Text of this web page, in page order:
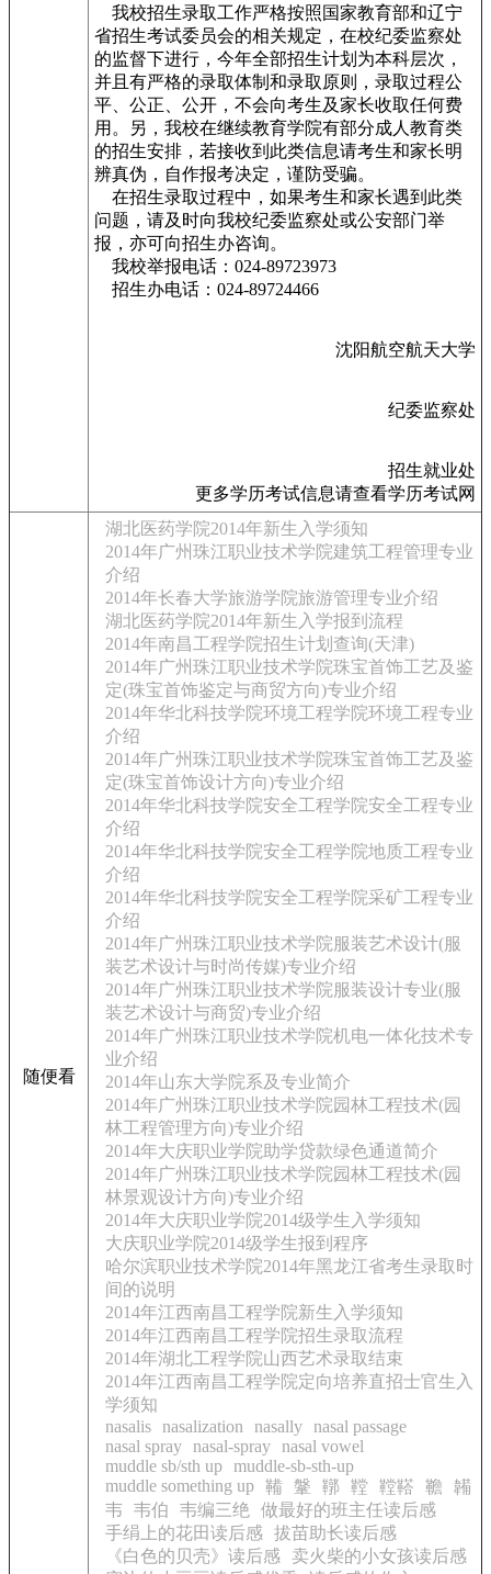
我校招生录取工作严格按照国家教育部和辽宁
省招生考试委员会的相关规定，在校纪委监察处
的监督下进行，今年全部招生计划为本科层次，
并且有严格的录取体制和录取原则，录取过程公
平、公正、公开，不会向考生及家长收取任何费
用。另，我校在继续教育学院有部分成人教育类
的招生安排，若接收到此类信息请考生和家长明
辨真伪，自作报考决定，谨防受骗。
在招生录取过程中，如果考生和家长遇到此类
问题，请及时向我校纪委监察处或公安部门举
报，亦可向招生办咨询。
我校举报电话：024-89723973
招生办电话：024-89724466
沈阳航空航天大学
纪委监察处
招生就业处
更多学历考试信息请查看学历考试网
随便看
湖北医药学院2014年新生入学须知
2014年广州珠江职业技术学院建筑工程管理专业
介绍
2014年长春大学旅游学院旅游管理专业介绍
湖北医药学院2014年新生入学报到流程
2014年南昌工程学院招生计划查询(天津)
2014年广州珠江职业技术学院珠宝首饰工艺及鉴
定(珠宝首饰鉴定与商贸方向)专业介绍
2014年华北科技学院环境工程学院环境工程专业
介绍
2014年广州珠江职业技术学院珠宝首饰工艺及鉴
定(珠宝首饰设计方向)专业介绍
2014年华北科技学院安全工程学院安全工程专业
介绍
2014年华北科技学院安全工程学院地质工程专业
介绍
2014年华北科技学院安全工程学院采矿工程专业
介绍
2014年广州珠江职业技术学院服装艺术设计(服
装艺术设计与时尚传媒)专业介绍
2014年广州珠江职业技术学院服装设计专业(服
装艺术设计与商贸)专业介绍
2014年广州珠江职业技术学院机电一体化技术专
业介绍
2014年山东大学院系及专业简介
2014年广州珠江职业技术学院园林工程技术(园
林工程管理方向)专业介绍
2014年大庆职业学院助学贷款绿色通道简介
2014年广州珠江职业技术学院园林工程技术(园
林景观设计方向)专业介绍
2014年大庆职业学院2014级学生入学须知
大庆职业学院2014级学生报到程序
哈尔滨职业技术学院2014年黑龙江省考生录取时
间的说明
2014年江西南昌工程学院新生入学须知
2014年江西南昌工程学院招生录取流程
2014年湖北工程学院山西艺术录取结束
2014年江西南昌工程学院定向培养直招士官生入
学须知
nasalis
nasalization nasally
nasal passage
nasal spray
nasal-spray
nasal vowel
muddle sb/sth up muddle-sb-sth-up
muddle something up 鞴 鞶 鞹 鞺 鞺鞳 韂
韛
韦 韦伯 韦编三绝
做最好的班主任读后感
手绢上的花田读后感
拔苗助长读后感
《白色的贝壳》读后感
卖火柴的小女孩读后感